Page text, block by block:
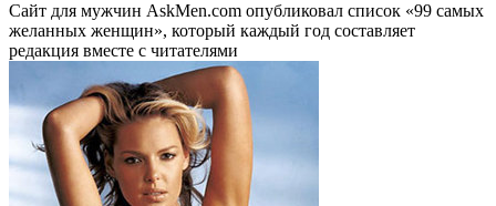
Сайт для мужчин AskMen.com опубликовал список «99 самых
желанных женщин», который каждый год составляет
редакция вместе с читателями